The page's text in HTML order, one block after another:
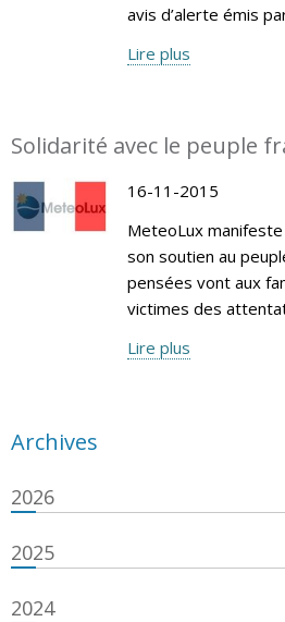
avis d’alerte émis
Lire plus
Solidarité avec le peuple
16-11-2015
MeteoLux
son soutien au
pensées vont aux
victimes des
Lire plus
Archives
2026
2025
2024